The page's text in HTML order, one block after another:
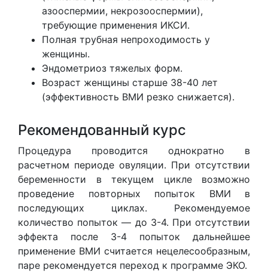
азооспермии, некрозооспермии),
требующие применения ИКСИ.
Полная трубная непроходимость у
женщины.
Эндометриоз тяжелых форм.
Возраст женщины старше 38-40 лет
(эффективность ВМИ резко снижается).
Рекомендованный курс
Процедура проводится однократно в
расчетном периоде овуляции. При отсутствии
беременности в текущем цикле возможно
проведение повторных попыток ВМИ в
последующих циклах. Рекомендуемое
количество попыток — до 3-4. При отсутствии
эффекта после 3-4 попыток дальнейшее
применение ВМИ считается нецелесообразным,
паре рекомендуется переход к программе ЭКО.